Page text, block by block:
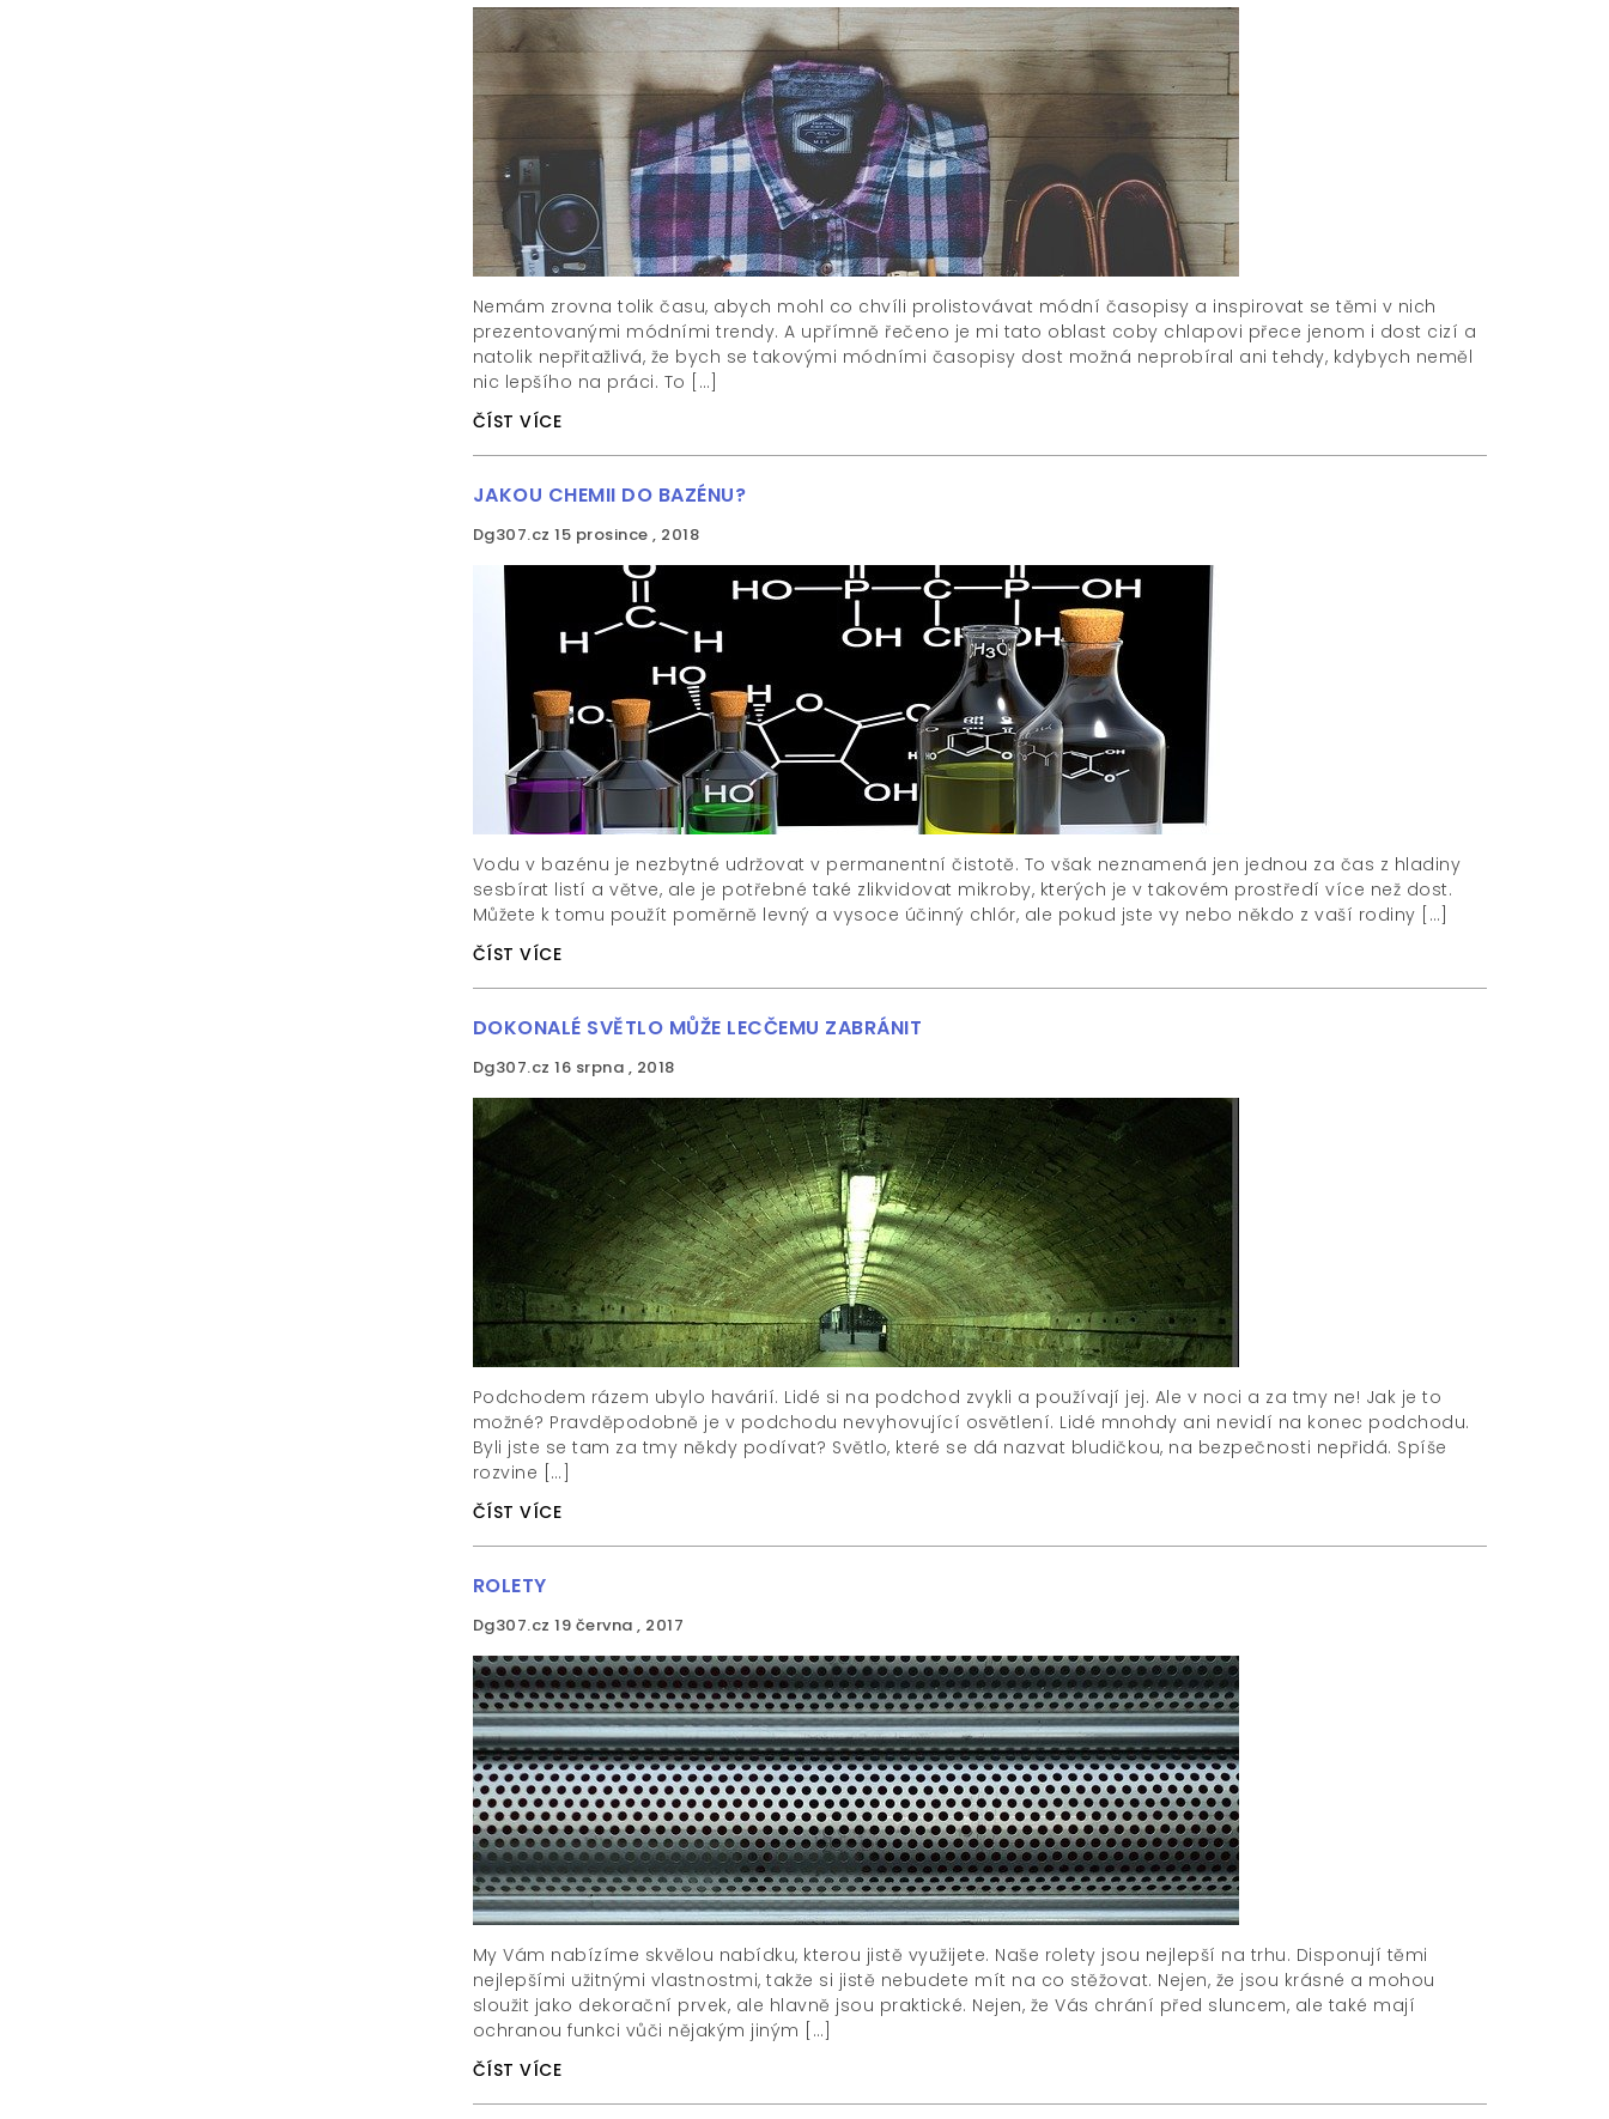
Nemám zrovna tolik času, abych mohl co chvíli prolistovávat módní časopisy a inspirovat se těmi v nich
prezentovanými módními trendy. A upřímně řečeno je mi tato oblast coby chlapovi přece jenom i dost cizí a
natolik nepřitažlivá, že bych se takovými módními časopisy dost možná neprobíral ani tehdy, kdybych neměl
nic lepšího na práci. To […]
ČÍST VÍCE
JAKOU CHEMII DO BAZÉNU?
Dg307.cz 15 prosince , 2018
Vodu v bazénu je nezbytné udržovat v permanentní čistotě. To však neznamená jen jednou za čas z hladiny
sesbírat listí a větve, ale je potřebné také zlikvidovat mikroby, kterých je v takovém prostředí více než dost.
Můžete k tomu použít poměrně levný a vysoce účinný chlór, ale pokud jste vy nebo někdo z vaší rodiny […]
ČÍST VÍCE
DOKONALÉ SVĚTLO MŮŽE LECČEMU ZABRÁNIT
Dg307.cz 16 srpna , 2018
Podchodem rázem ubylo havárií. Lidé si na podchod zvykli a používají jej. Ale v noci a za tmy ne! Jak je to
možné? Pravděpodobně je v podchodu nevyhovující osvětlení. Lidé mnohdy ani nevidí na konec podchodu.
Byli jste se tam za tmy někdy podívat? Světlo, které se dá nazvat bludičkou, na bezpečnosti nepřidá. Spíše
rozvine […]
ČÍST VÍCE
ROLETY
Dg307.cz 19 června , 2017
My Vám nabízíme skvělou nabídku, kterou jistě využijete. Naše rolety jsou nejlepší na trhu. Disponují těmi
nejlepšími užitnými vlastnostmi, takže si jistě nebudete mít na co stěžovat. Nejen, že jsou krásné a mohou
sloužit jako dekorační prvek, ale hlavně jsou praktické. Nejen, že Vás chrání před sluncem, ale také mají
ochranou funkci vůči nějakým jiným […]
ČÍST VÍCE